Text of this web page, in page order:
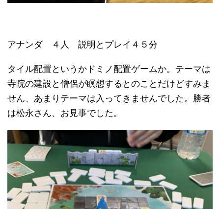
アナンダ ４人 説明とプレイ４５分
タイル配置というかドミノ配置ゲームか。テーマは
寺院の建設と僧侶が瞑想するとのことだけどすみま
せん、あまりテーマは入ってきませんでした。勝者
は松永さん、お見事でした。